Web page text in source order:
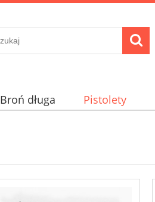
Broń długa Pistolety